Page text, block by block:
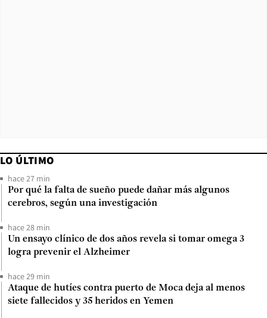
LO ÚLTIMO
hace 27 min
Por qué la falta de sueño puede dañar más algunos
cerebros, según una investigación
hace 28 min
Un ensayo clínico de dos años revela si tomar omega 3
logra prevenir el Alzheimer
hace 29 min
Ataque de hutíes contra puerto de Moca deja al menos
siete fallecidos y 35 heridos en Yemen